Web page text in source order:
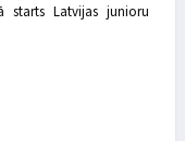
starts Latvijas junioru